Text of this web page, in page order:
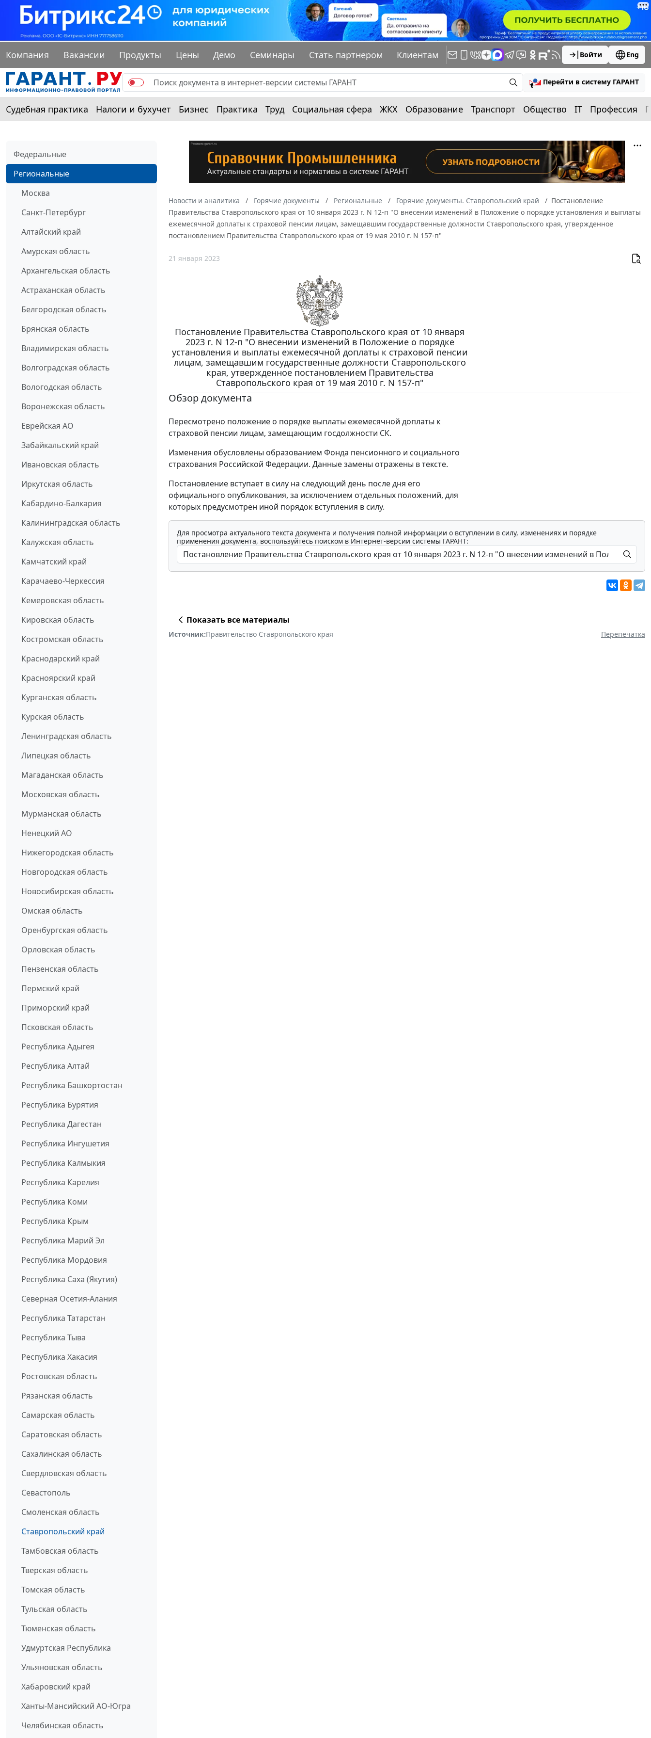
Компания Вакансии Продукты Цены Демо Семинары Стать партнером Клиентам Войти Eng
Перейти в систему ГАРАНТ
Судебная практика Налоги и бухучет Бизнес Практика Труд Социальная сфера ЖКХ Образование Транспорт Общество IT Профессия
Федеральные
Региональные
Москва
Санкт-Петербург
Алтайский край
Амурская область
Архангельская область
Астраханская область
Белгородская область
Брянская область
Владимирская область
Волгоградская область
Вологодская область
Воронежская область
Еврейская АО
Забайкальский край
Ивановская область
Иркутская область
Кабардино-Балкария
Калининградская область
Калужская область
Камчатский край
Карачаево-Черкессия
Кемеровская область
Кировская область
Костромская область
Краснодарский край
Красноярский край
Курганская область
Курская область
Ленинградская область
Липецкая область
Магаданская область
Московская область
Мурманская область
Ненецкий АО
Нижегородская область
Новгородская область
Новосибирская область
Омская область
Оренбургская область
Орловская область
Пензенская область
Пермский край
Приморский край
Псковская область
Республика Адыгея
Республика Алтай
Республика Башкортостан
Республика Бурятия
Республика Дагестан
Республика Ингушетия
Республика Калмыкия
Республика Карелия
Республика Коми
Республика Крым
Республика Марий Эл
Республика Мордовия
Республика Саха (Якутия)
Северная Осетия-Алания
Республика Татарстан
Республика Тыва
Республика Хакасия
Ростовская область
Рязанская область
Самарская область
Саратовская область
Сахалинская область
Свердловская область
Севастополь
Смоленская область
Ставропольский край
Тамбовская область
Тверская область
Томская область
Тульская область
Тюменская область
Удмуртская Республика
Ульяновская область
Хабаровский край
Ханты-Мансийский АО-Югра
Челябинская область
Новости и аналитика Горячие документы Региональные Горячие документы. Ставропольский край
Постановление
Правительства Ставропольского края от 10 января 2023 г. N 12-п "О внесении изменений в Положение о порядке установления и выплаты
ежемесячной доплаты к страховой пенсии лицам, замещавшим государственные должности Ставропольского края, утвержденное
постановлением Правительства Ставропольского края от 19 мая 2010 г. N 157-п"
21 января 2023
Постановление Правительства Ставропольского края от 10 января
2023 г. N 12-п "О внесении изменений в Положение о порядке
установления и выплаты ежемесячной доплаты к страховой пенсии
лицам, замещавшим государственные должности Ставропольского
края, утвержденное постановлением Правительства
Ставропольского края от 19 мая 2010 г. N 157-п"
Обзор документа
Пересмотрено положение о порядке выплаты ежемесячной доплаты к
страховой пенсии лицам, замещающим госдолжности СК.
Изменения обусловлены образованием Фонда пенсионного и социального
страхования Российской Федерации. Данные замены отражены в тексте.
Постановление вступает в силу на следующий день после дня его
официального опубликования, за исключением отдельных положений, для
которых предусмотрен иной порядок вступления в силу.
Для просмотра актуального текста документа и получения полной информации о вступлении в силу, изменениях и порядке
применения документа, воспользуйтесь поиском в Интернет-версии системы ГАРАНТ:
Показать все материалы
Источник:Правительство Ставропольского края Перепечатка